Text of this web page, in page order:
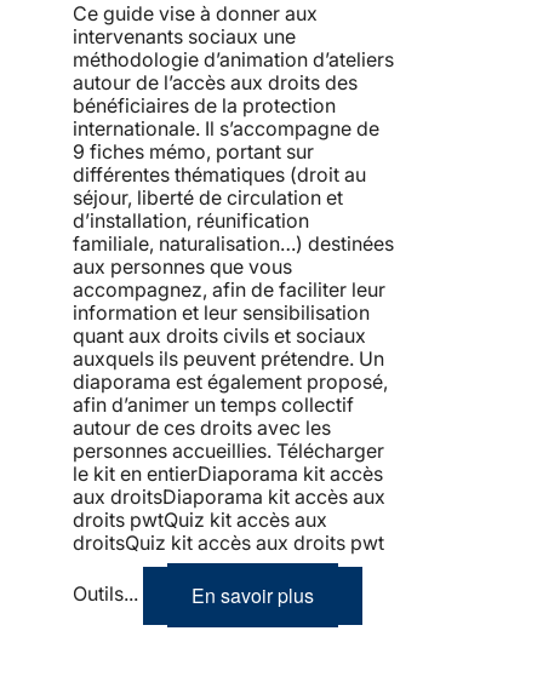
Ce guide vise à donner aux
intervenants sociaux une
méthodologie d’animation d’ateliers
autour de l’accès aux droits des
bénéficiaires de la protection
internationale. Il s’accompagne de
9 fiches mémo, portant sur
différentes thématiques (droit au
séjour, liberté de circulation et
d’installation, réunification
familiale, naturalisation…) destinées
aux personnes que vous
accompagnez, afin de faciliter leur
information et leur sensibilisation
quant aux droits civils et sociaux
auxquels ils peuvent prétendre. Un
diaporama est également proposé,
afin d’animer un temps collectif
autour de ces droits avec les
personnes accueillies. Télécharger
le kit en entierDiaporama kit accès
aux droitsDiaporama kit accès aux
droits pwtQuiz kit accès aux
droitsQuiz kit accès aux droits pwt
Outils... En savoir plus